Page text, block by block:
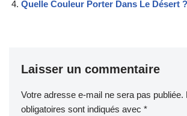
Quelle Couleur Porter Dans Le Désert ?
Laisser un commentaire
Votre adresse e-mail ne sera pas publiée.
obligatoires sont indiqués avec *